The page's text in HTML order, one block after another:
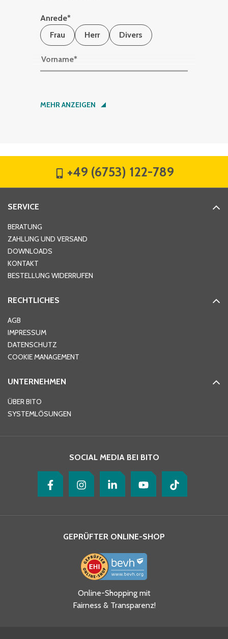
Anrede*
Frau
Herr Divers
Vorname*
Nachname*
Hausnummer
Ort*
Telefon
Ja, ich habe die
Datenschutzhinweise gelesen
und akzeptiere diese.
MEHR ANZEIGEN
+49 (6753) 122-789
SERVICE
BERATUNG
ZAHLUNG UND VERSAND
DOWNLOADS
KONTAKT
BESTELLUNG WIDERRUFEN
RECHTLICHES
AGB
IMPRESSUM
DATENSCHUTZ
COOKIE MANAGEMENT
UNTERNEHMEN
ÜBER BITO
SYSTEMLÖSUNGEN
SOCIAL MEDIA BEI BITO
GEPRÜFTER ONLINE-SHOP
Online-Shopping mit
Fairness & Transparenz!